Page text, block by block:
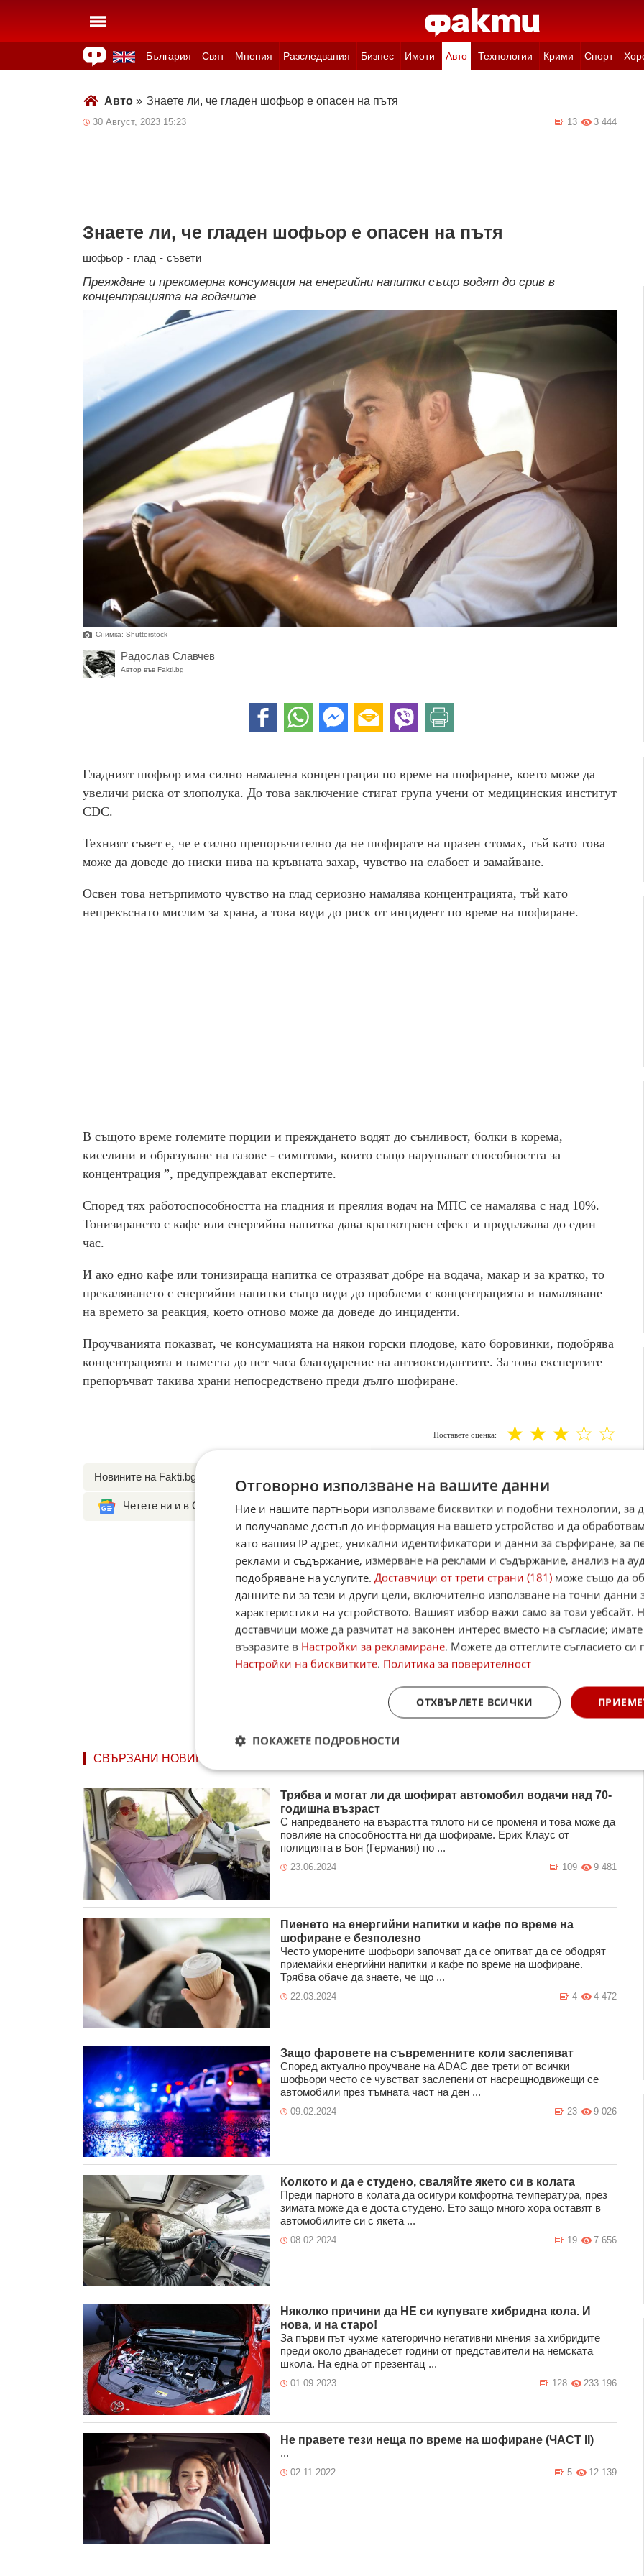
България Свят Мнения Разследвания Бизнес Имоти Авто Технологии Крими Спорт
Авто» Знаете ли, че гладен шофьор е опасен на пътя
30 Август, 2023 15:23 3 444
13
Знаете ли, че гладен шофьор е опасен на пътя
шофьор - глад - съвети
Преяждане и прекомерна консумация на енергийни напитки също водят до срив в
концентрацията на водачите
Снимка: Shutterstock
Радослав Славчев
Автор във Fakti.bg
Гладният шофьор има силно намалена концентрация по време на шофиране, което може да
увеличи риска от злополука. До това заключение стигат група учени от медицинския институт
CDC.
Техният съвет е, че е силно препоръчително да не шофирате на празен стомах, тъй като това
може да доведе до ниски нива на кръвната захар, чувство на слабост и замайване.
Освен това нетърпимото чувство на глад сериозно намалява концентрацията, тъй като
непрекъснато мислим за храна, а това води до риск от инцидент по време на шофиране.
В същото време големите порции и преяждането водят до сънливост, болки в корема,
киселини и образуване на газове - симптоми, които също нарушават способността за
концентрация ”, предупреждават експертите.
Според тях работоспособността на гладния и преялия водач на МПС се намалява с над 10%.
Тонизирането с кафе или енергийна напитка дава краткотраен ефект и продължава до един
час.
И ако едно кафе или тонизираща напитка се отразяват добре на водача, макар и за кратко, то
прекаляването с енергийни напитки също води до проблеми с концентрацията и намаляване
на времето за реакция, което отново може да доведе до инциденти.
Проучванията показват, че консумацията на някои горски плодове, като боровинки, подобрява
концентрацията и паметта до пет часа благодарение на антиоксидантите. За това експертите
препоръчват такива храни непосредствено преди дълго шофиране.
Поставете оценка: ☆
☆
☆
☆
☆
Новините на Fakti.bg – във
Четете ни и в Google News
СВЪРЗАНИ НОВИНИ
Трябва и могат ли да шофират автомобил водачи над 70-
годишна възраст
С напредването на възрастта тялото ни се променя и това може да
повлияе на способността ни да шофираме. Ерих Клаус от
полицията в Бон (Германия) по ...
23.06.2024 9 481
109
Пиенето на енергийни напитки и кафе по време на
шофиране е безполезно
Често уморените шофьори започват да се опитват да се ободрят
приемайки енергийни напитки и кафе по време на шофиране.
Трябва обаче да знаете, че що ...
22.03.2024 4 472
4
Защо фаровете на съвременните коли заслепяват
Според актуално проучване на ADAC две трети от всички
шофьори често се чувстват заслепени от насрещнодвижещи се
автомобили през тъмната част на ден ...
09.02.2024 9 026
23
Колкото и да е студено, сваляйте якето си в колата
Преди парното в колата да осигури комфортна температура, през
зимата може да е доста студено. Ето защо много хора оставят в
автомобилите си с якета ...
08.02.2024 7 656
19
Няколко причини да НЕ си купувате хибридна кола. И
нова, и на старо!
За първи път чухме категорично негативни мнения за хибридите
преди около дванадесет години от представители на немската
школа. На една от презентац ...
01.09.2023 233 196
128
Не правете тези неща по време на шофиране (ЧАСТ II)
...
02.11.2022 12 139
5
Отговорно използване на вашите данни
Ние и нашите партньори използваме бисквитки и подобни технологии, за
и получаваме достъп до информация на вашето устройство и да
като вашия IP адрес, уникални идентификатори и данни за сърфиране, за
реклами и съдържание, измерване на реклами и съдържание, анализ на
подобряване на услугите. Доставчици от трети страни (181) може също да
данните ви за тези и други цели, включително използване на точни данни
характеристики на устройството. Вашият избор важи само за този уебсайт.
доставчици може да разчитат на законен интерес вместо на съгласие;
възразите в Настройки за рекламиране. Можете да оттеглите съгласието си
Настройки на бисквитките. Политика за поверителност
ОТХВЪРЛЕТЕ ВСИЧКИ
ПОКАЖЕТЕ ПОДРОБНОСТИ